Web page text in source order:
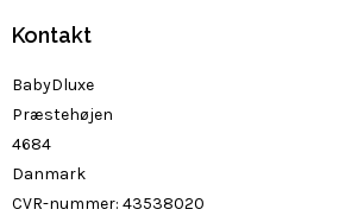
Kontakt
BabyDluxe
Præstehøjen
4684
Danmark
CVR-nummer: 43538020